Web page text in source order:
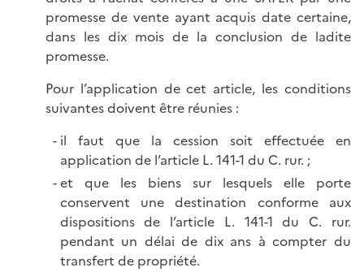
promesse de vente ayant acquis date certaine,
dans les dix mois de la conclusion de ladite
promesse.
Pour l’application de cet article, les conditions
suivantes doivent être réunies :
il faut que la cession soit effectuée en
application de l’article L. 141-1 du C. rur. ;
et que les biens sur lesquels elle porte
conservent une destination conforme aux
dispositions de l’article L. 141-1 du C. rur.
pendant un délai de dix ans à compter du
transfert de propriété.